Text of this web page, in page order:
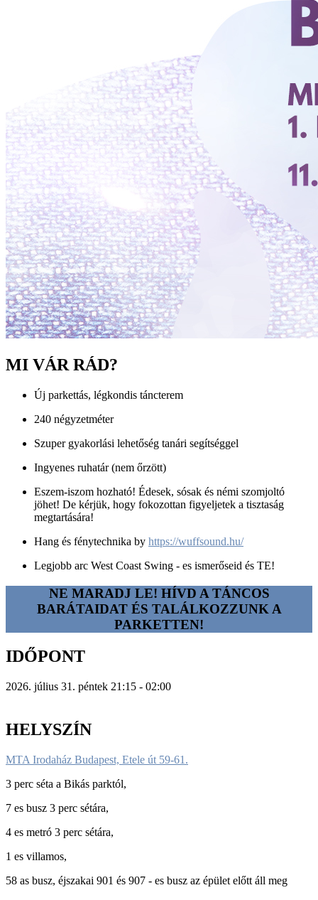
MI VÁR RÁD?
Új parkettás, légkondis táncterem
240 négyzetméter
Szuper gyakorlási lehetőség tanári segítséggel
Ingyenes ruhatár (nem őrzött)
Eszem-iszom hozható! Édesek, sósak és némi szomjoltó
jöhet! De kérjük, hogy fokozottan figyeljetek a tisztaság
megtartására!
Hang és fénytechnika by https://wuffsound.hu/
Legjobb arc West Coast Swing - es ismerőseid és TE!
NE MARADJ LE! HÍVD A TÁNCOS
BARÁTAIDAT ÉS TALÁLKOZZUNK A
PARKETTEN!
IDŐPONT
2026. július 31. péntek 21:15 - 02:00
HELYSZÍN
MTA Irodaház Budapest, Etele út 59-61.
3 perc séta a Bikás parktól,
7 es busz 3 perc sétára,
4 es metró 3 perc sétára,
1 es villamos,
58 as busz, éjszakai 901 és 907 - es busz az épület előtt áll meg